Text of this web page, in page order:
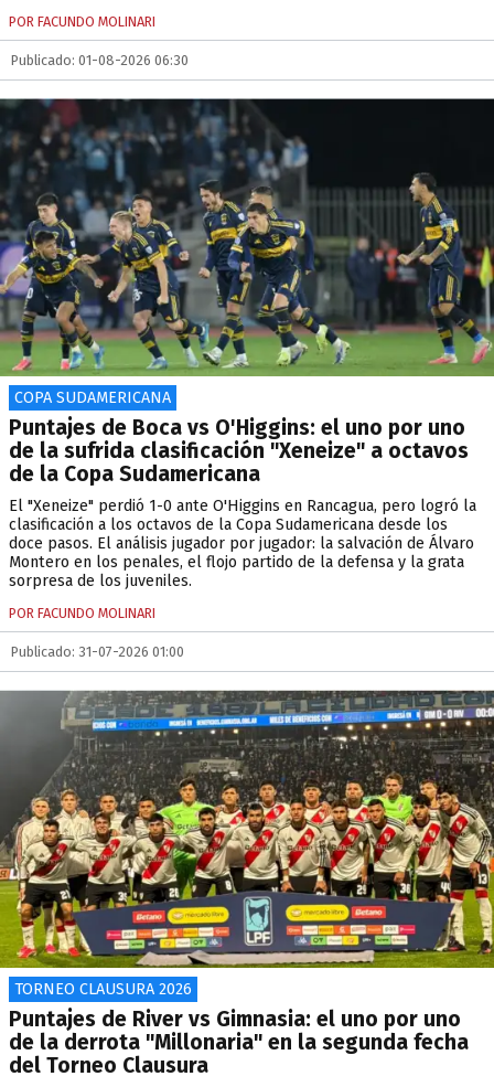
POR FACUNDO MOLINARI
Publicado: 01-08-2026 06:30
COPA SUDAMERICANA
Puntajes de Boca vs O'Higgins: el uno por uno
de la sufrida clasificación "Xeneize" a octavos
de la Copa Sudamericana
El "Xeneize" perdió 1-0 ante O'Higgins en Rancagua, pero logró la
clasificación a los octavos de la Copa Sudamericana desde los
doce pasos. El análisis jugador por jugador: la salvación de Álvaro
Montero en los penales, el flojo partido de la defensa y la grata
sorpresa de los juveniles.
POR FACUNDO MOLINARI
Publicado: 31-07-2026 01:00
TORNEO CLAUSURA 2026
Puntajes de River vs Gimnasia: el uno por uno
de la derrota "Millonaria" en la segunda fecha
del Torneo Clausura